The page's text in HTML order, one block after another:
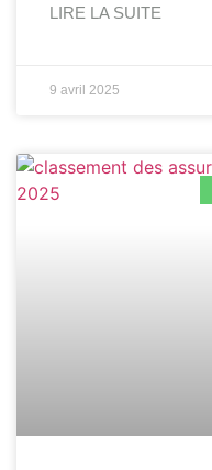
LIRE LA SUITE
9 avril 2025